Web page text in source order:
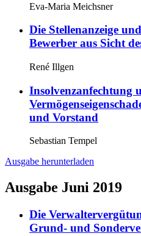
Eva-Maria Meichsner
Die Stellenanzeige
Bewerber aus Sicht
René Illgen
Insolvenzanfechtung
und Vorstand
Sebastian Tempel
Ausgabe herunterladen
Ausgabe Juni 2019
Die
Grund- und